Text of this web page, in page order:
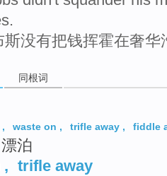
斯没有把钱挥霍在奢
同根词
, waste on , trifle away , fiddle
泊
, trifle away